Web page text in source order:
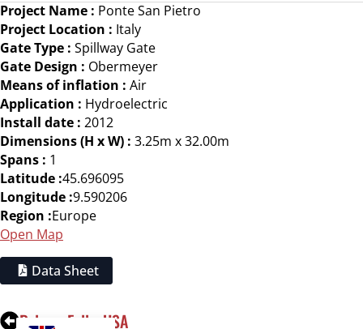
Project Name : Ponte San Pietro
Project Location : Italy
Gate Type : Spillway Gate
Gate Design : Obermeyer
Means of inflation : Air
Application : Hydroelectric
Install date : 2012
Dimensions (H x W) : 3.25m x 32.00m
Spans : 1
Latitude :45.696095
Longitude :9.590206
Region :Europe
Open Map
Data Sheet
Palmer Falls, USA